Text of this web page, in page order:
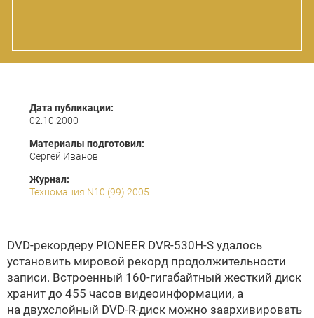
Дата публикации:
02.10.2000
Материалы подготовил:
Сергей Иванов
Журнал:
Техномания N10 (99) 2005
DVD-рекордеру PIONEER DVR-530H-S удалось
установить мировой рекорд продолжительности
записи. Встроенный 160-гигабайтный жесткий диск
хранит до 455 часов видеоинформации, а
на двухслойный DVD-R-диск можно заархивировать